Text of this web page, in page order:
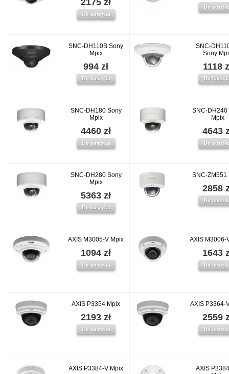
2175 zł
Do koszyka
Do
SNC-DH110B Sony
Mpix
994 zł
Do koszyka
SNC-
Sony
1118
Do
SNC-DH180 Sony
Mpix
4460 zł
Do koszyka
SNC-DH240
Mpix
4643
Do
SNC-DH280 Sony
Mpix
5363 zł
Do koszyka
SNC-ZM551
2858
Do
AXIS M3005-V Mpix
1094 zł
Do koszyka
AXIS M3006-
1643
Do
AXIS P3354 Mpix
2193 zł
Do koszyka
AXIS P3364-
2559
Do
AXIS P3384-V Mpix
AXIS